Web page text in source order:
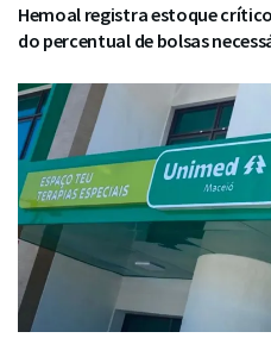
Hemoal registra estoque
do percentual de bolsas